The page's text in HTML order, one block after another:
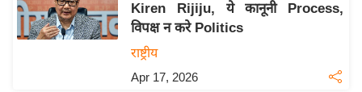
यं
ग
Kiren Rijiju, ये कानूनी Process,
विपक्ष न करे Politics
राष्ट्रीय
Apr 17, 2026